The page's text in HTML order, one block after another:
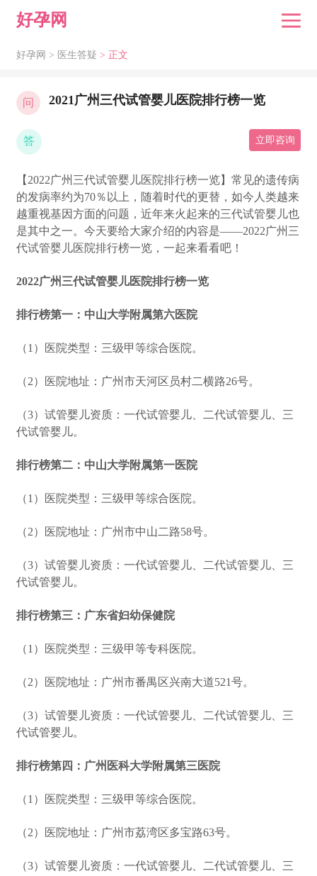
好孕网
好孕网 > 医生答疑 > 正文
问 2021广州三代试管婴儿医院排行榜一览
答 立即咨询
【2022广州三代试管婴儿医院排行榜一览】常见的遗传病
的发病率约为70％以上，随着时代的更替，如今人类越来
越重视基因方面的问题，近年来火起来的三代试管婴儿也
是其中之一。今天要给大家介绍的内容是——2022广州三
代试管婴儿医院排行榜一览，一起来看看吧！
2022广州三代试管婴儿医院排行榜一览
排行榜第一：中山大学附属第六医院
（1）医院类型：三级甲等综合医院。
（2）医院地址：广州市天河区员村二横路26号。
（3）试管婴儿资质：一代试管婴儿、二代试管婴儿、三
代试管婴儿。
排行榜第二：中山大学附属第一医院
（1）医院类型：三级甲等综合医院。
（2）医院地址：广州市中山二路58号。
（3）试管婴儿资质：一代试管婴儿、二代试管婴儿、三
代试管婴儿。
排行榜第三：广东省妇幼保健院
（1）医院类型：三级甲等专科医院。
（2）医院地址：广州市番禺区兴南大道521号。
（3）试管婴儿资质：一代试管婴儿、二代试管婴儿、三
代试管婴儿。
排行榜第四：广州医科大学附属第三医院
（1）医院类型：三级甲等综合医院。
（2）医院地址：广州市荔湾区多宝路63号。
（3）试管婴儿资质：一代试管婴儿、二代试管婴儿、三